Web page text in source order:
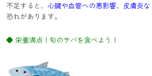
不足すると、心臓や血管への悪影響、皮膚炎
恐れがあります。
◆ 栄養満点！旬のサバを食べよう！